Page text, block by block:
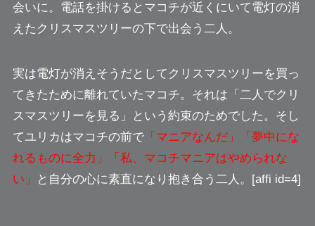
会いに。電話を掛けるとマコチが近くにいて電灯の消
えたクリスマスツリーの下で出会う二人。
実は電灯が消えそうだとしてクリスマスツリーを買っ
てきたために離れていたマコチ。それは 「二人でクリ
スマスツリーを見る」
という約束のためでした。そし
てユリカはマコチの前で「マニアなんだ」「夢中にな
れるものに全力」「私、マコチマニアはやめられな
い」
と自分の心に素直になり抱き合う二人。[affi id=4]